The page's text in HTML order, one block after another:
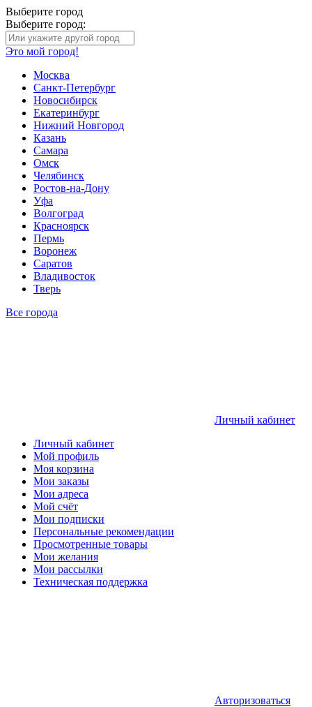
Выберите город
Выберите город:
Это мой город!
Москва
Санкт-Петербург
Новосибирск
Екатеринбург
Нижний Новгород
Казань
Самара
Омск
Челябинск
Ростов-на-Дону
Уфа
Волгоград
Красноярск
Пермь
Воронеж
Саратов
Владивосток
Тверь
Все города
Личный кабинет
Личный кабинет
Мой профиль
Моя корзина
Мои заказы
Мои адреса
Мой счёт
Мои подписки
Персональные рекомендации
Просмотренные товары
Мои желания
Мои рассылки
Техническая поддержка
Авторизоваться